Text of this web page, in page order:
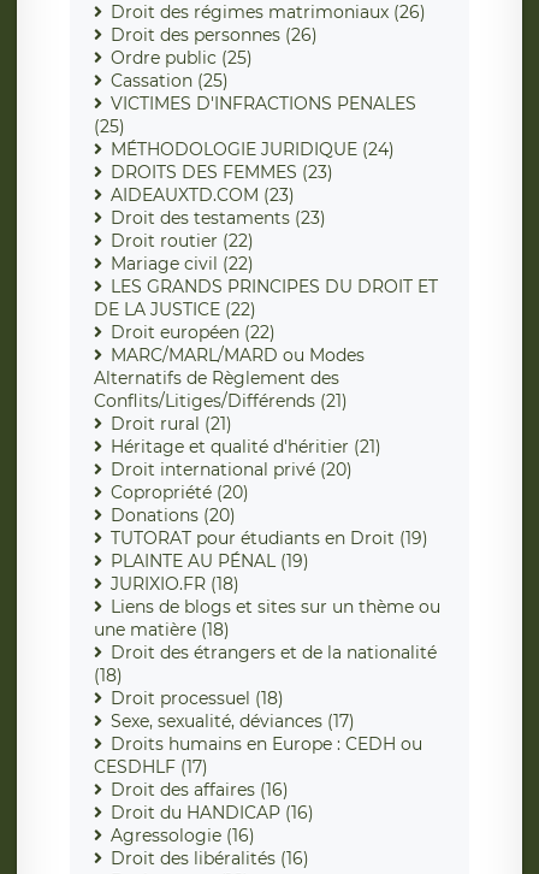
Droit des régimes matrimoniaux (26)
Droit des personnes (26)
Ordre public (25)
Cassation (25)
VICTIMES D'INFRACTIONS PENALES
(25)
MÉTHODOLOGIE JURIDIQUE (24)
DROITS DES FEMMES (23)
AIDEAUXTD.COM (23)
Droit des testaments (23)
Droit routier (22)
Mariage civil (22)
LES GRANDS PRINCIPES DU DROIT ET
DE LA JUSTICE (22)
Droit européen (22)
MARC/MARL/MARD ou Modes
Alternatifs de Règlement des
Conflits/Litiges/Différends (21)
Droit rural (21)
Héritage et qualité d'héritier (21)
Droit international privé (20)
Copropriété (20)
Donations (20)
TUTORAT pour étudiants en Droit (19)
PLAINTE AU PÉNAL (19)
JURIXIO.FR (18)
Liens de blogs et sites sur un thème ou
une matière (18)
Droit des étrangers et de la nationalité
(18)
Droit processuel (18)
Sexe, sexualité, déviances (17)
Droits humains en Europe : CEDH ou
CESDHLF (17)
Droit des affaires (16)
Droit du HANDICAP (16)
Agressologie (16)
Droit des libéralités (16)